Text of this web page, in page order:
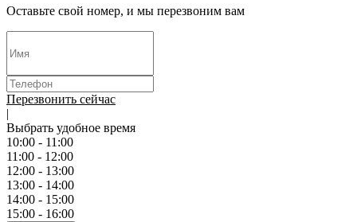
Оставьте свой номер, и мы перезвоним вам
Перезвонить сейчас
|
Выбрать удобное время
10:00 - 11:00
11:00 - 12:00
12:00 - 13:00
13:00 - 14:00
14:00 - 15:00
15:00 - 16:00